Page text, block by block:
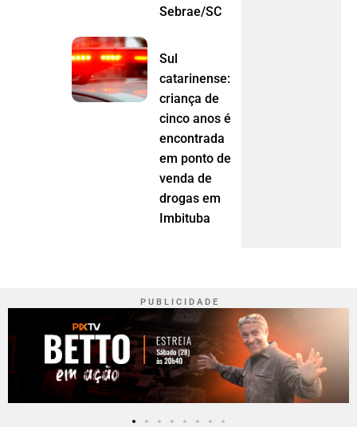
Sebrae/SC
Sul
catarinense:
criança de
cinco anos é
encontrada
em ponto de
venda de
drogas em
Imbituba
P U B L I C I D A D E